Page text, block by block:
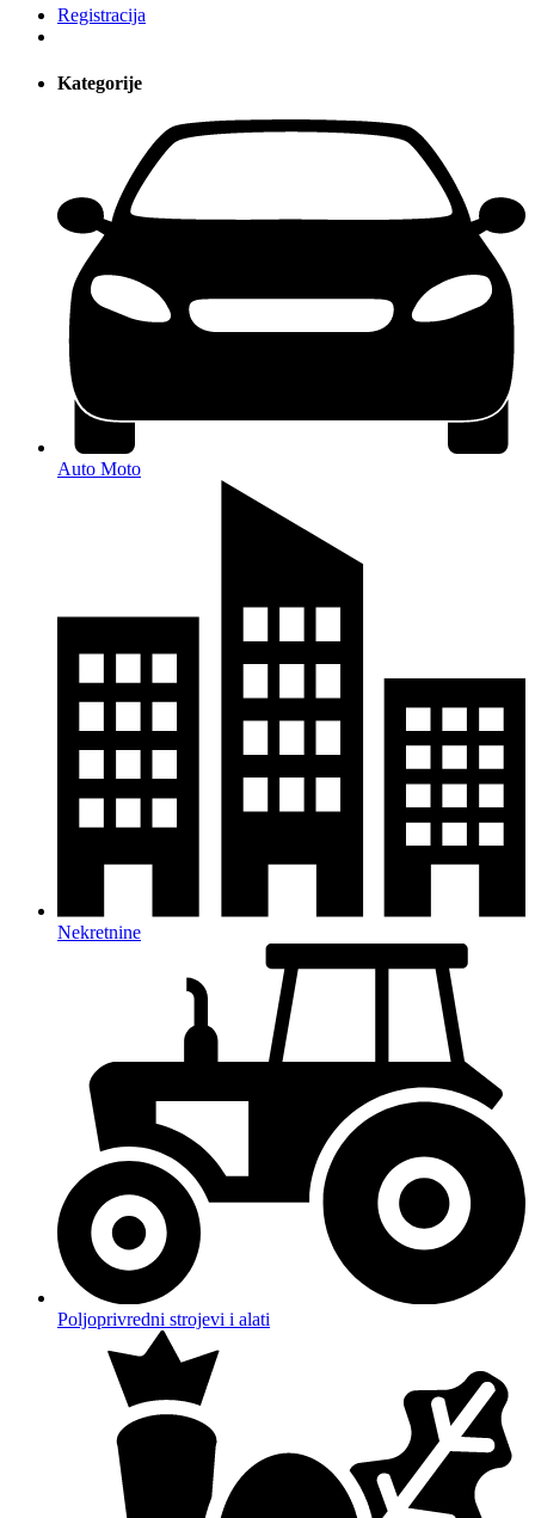
Registracija
Kategorije
Auto Moto
Nekretnine
Poljoprivredni strojevi i alati